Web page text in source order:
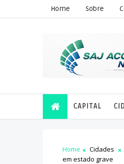
Home Sobre
CAPITAL
Home Cidades
em estado grave